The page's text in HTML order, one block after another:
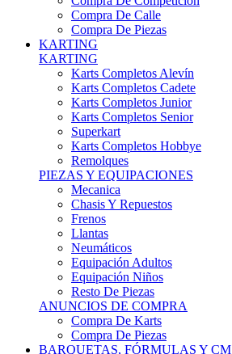
Compra De Calle
Compra De Piezas
KARTING
KARTING
Karts Completos Alevín
Karts Completos Cadete
Karts Completos Junior
Karts Completos Senior
Superkart
Karts Completos Hobbye
Remolques
PIEZAS Y EQUIPACIONES
Mecanica
Chasis Y Repuestos
Frenos
Llantas
Neumáticos
Equipación Adultos
Equipación Niños
Resto De Piezas
ANUNCIOS DE COMPRA
Compra De Karts
Compra De Piezas
BARQUETAS, FÓRMULAS Y CM